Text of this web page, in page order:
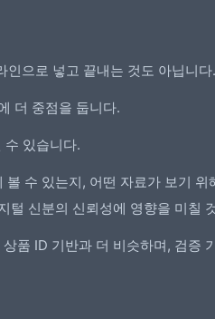
인으로 넣고 끝내는 것도 아닙니다.
더 중점을 둡니다.
수 있습니다.
수 있는지, 어떤 자료가 보기 위
털 신분의 신뢰성에 영향을 미칠
품 ID 기반과 더 비슷하며, 검증